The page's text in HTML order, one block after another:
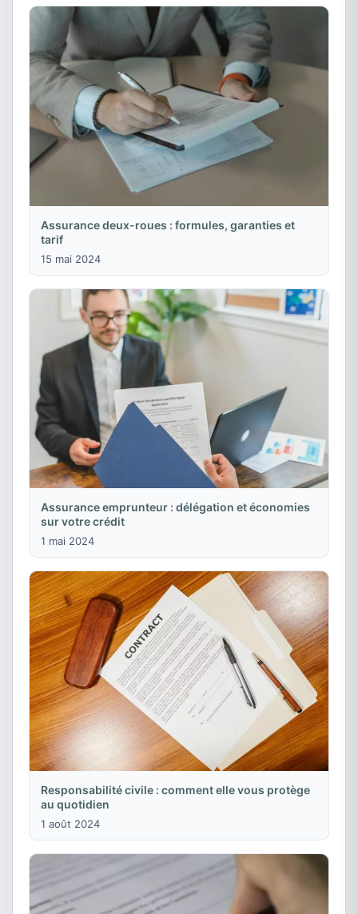
Assurance deux-roues : formules, garanties et
tarif
15 mai 2024
Assurance emprunteur : délégation et économies
sur votre crédit
1 mai 2024
Responsabilité civile : comment elle vous protège
au quotidien
1 août 2024